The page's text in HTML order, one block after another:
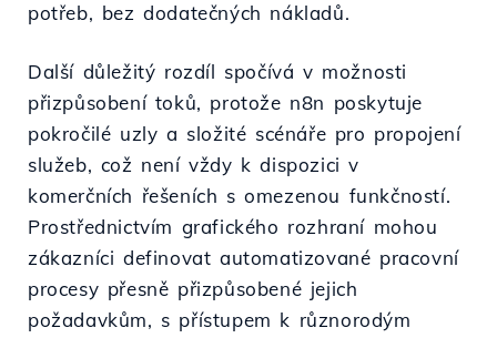
potřeb, bez dodatečných nákladů.
Další důležitý rozdíl spočívá v možnosti
přizpůsobení toků, protože n8n poskytuje
pokročilé uzly a složité scénáře pro propojení
služeb, což není vždy k dispozici v
komerčních řešeních s omezenou funkčností.
Prostřednictvím grafického rozhraní mohou
zákazníci definovat automatizované pracovní
procesy přesně přizpůsobené jejich
požadavkům, s přístupem k různorodým